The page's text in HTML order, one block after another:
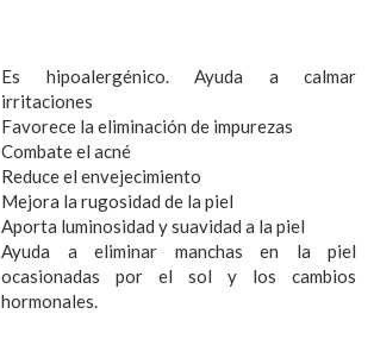
Es hipoalergénico. Ayuda a calmar
irritaciones
Favorece la eliminación de impurezas
Combate el acné
Reduce el envejecimiento
Mejora la rugosidad de la piel
Aporta luminosidad y suavidad a la piel
Ayuda a eliminar manchas en la piel
ocasionadas por el sol y los cambios
hormonales.